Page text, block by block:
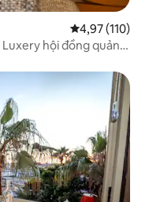
Xếp hạng
4,97 (110)